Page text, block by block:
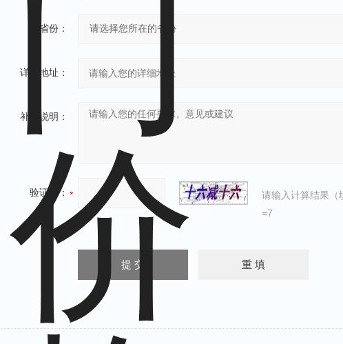
省份：
详细地址：
补充说明：
验证码：
请输入计算结果（
=7